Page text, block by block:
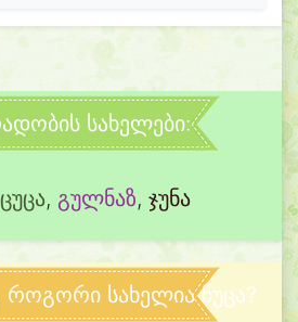
სახელები:
ცუცა, გულნაზ, ჯუნა
როგორი სახელია ნუცა?